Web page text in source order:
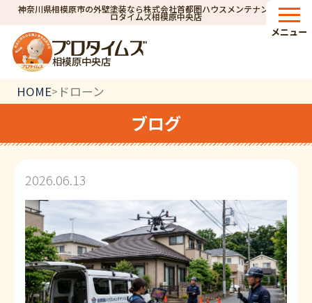
神奈川県相模原市の外壁塗装なら株式会社首都圏ハウスメンテナンス｜プ
ロタイムズ相模原中央店
相模原中央店
メニュー
HOME> ドローン
ブログ
2026.06.13